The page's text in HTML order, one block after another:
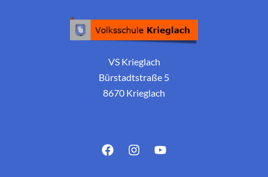
VS Krieglach
Bürstadtstraße 5
8670 Krieglach